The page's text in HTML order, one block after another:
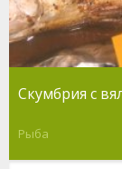
Скумбрия с
Рыба